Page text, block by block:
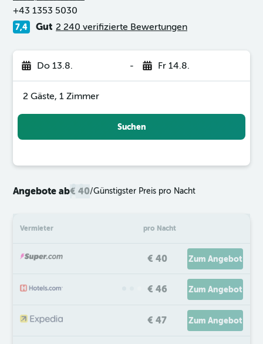
+43 1353 5030
7,4 Gut 2 240 verifizierte Bewertungen
Do 13.8. - Fr 14.8.
2 Gäste, 1 Zimmer
Suchen
Angebote ab€ 40/Günstigster Preis pro Nacht
Vermieter pro Nacht
€ 40 Zum Angebot
€ 46 Zum Angebot
€ 47 Zum Angebot